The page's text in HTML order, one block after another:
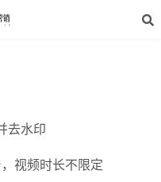
转发
去水印
视频时长不限定